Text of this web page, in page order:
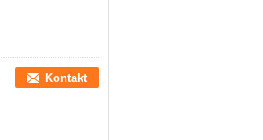
Kontakt